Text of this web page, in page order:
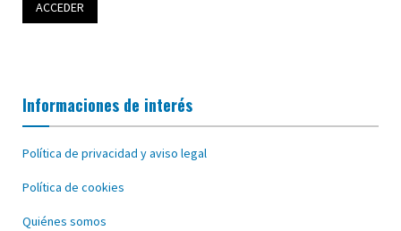
Informaciones de interés
Política de privacidad y aviso legal
Política de cookies
Quiénes somos